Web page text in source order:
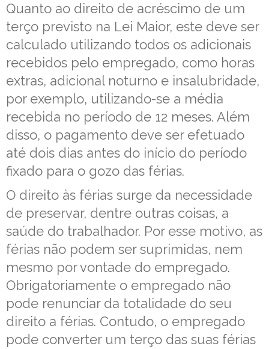
Quanto ao direito de acréscimo de um
terço previsto na Lei Maior, este deve ser
calculado utilizando todos os adicionais
recebidos pelo empregado, como horas
extras, adicional noturno e insalubridade,
por exemplo, utilizando-se a média
recebida no período de 12 meses. Além
disso, o pagamento deve ser efetuado
até dois dias antes do início do período
fixado para o gozo das férias.
O direito às férias surge da necessidade
de preservar, dentre outras coisas, a
saúde do trabalhador. Por esse motivo, as
férias não podem ser suprimidas, nem
mesmo por vontade do empregado.
Obrigatoriamente o empregado não
pode renunciar da totalidade do seu
direito a férias. Contudo, o empregado
pode converter um terço das suas férias